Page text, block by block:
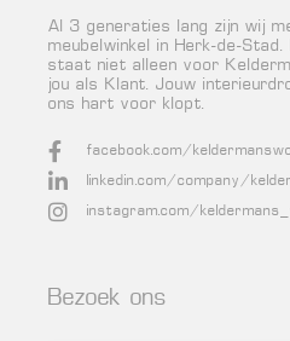
Al 3 generaties lang zijn wij
meubelwinkel in Herk-de-
staat niet alleen voor
jou als Klant. Jouw
ons hart voor klopt.
facebook.com/
linkedin.com/company/
instagram.com/
Bezoek ons